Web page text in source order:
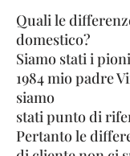
Quali le
domestico?
Siamo stati i
1984 mio padre
siamo
stati punto di
Pertanto le